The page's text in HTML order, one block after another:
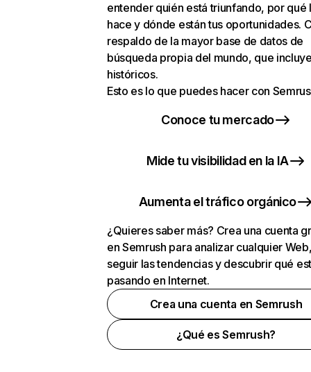
entender quién está triunfando, por qué
hace y dónde están tus oportunidades.
respaldo de la mayor base de datos de
búsqueda propia del mundo, que
históricos.
Esto es lo que puedes hacer con
Conoce tu mercado
Mide tu visibilidad en la IA
Aumenta el tráfico orgánico
¿Quieres saber más? Crea una cuenta
en Semrush para analizar cualquier
seguir las tendencias y descubrir qué
pasando en Internet.
Crea una cuenta en Semrush
¿Qué es Semrush?